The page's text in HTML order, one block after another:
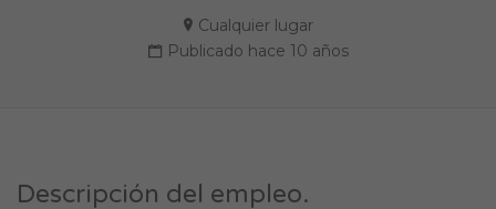
Cualquier lugar
Publicado hace 10 años
Descripción del empleo.